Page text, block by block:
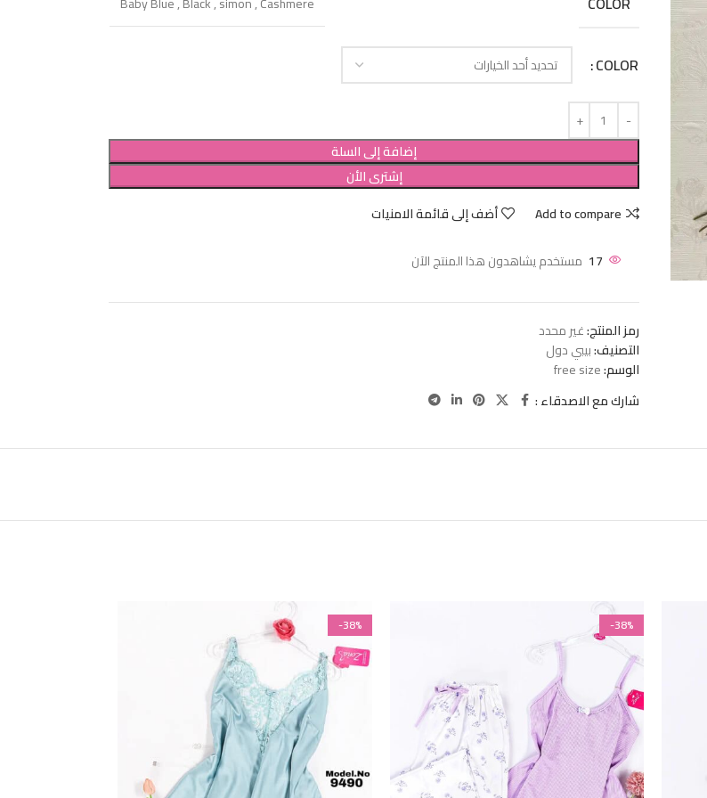
COLOR
إضافة إلى السلة
إشترى الأن
Add to compare
أضف إلى قائمة الامنيات
17 مستخدم يشاهدون هذا المنتج الآن
رمز المنتج:غير محدد
التصنيف:بيبي دول
الوسم:free size
شارك مع الاصدقاء :
-38%
-38%